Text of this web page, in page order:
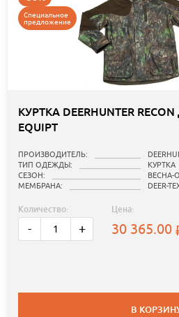
Специальное
предложение
КУРТКА DEERHUNTER
EQUIPT
ПРОИЗВОДИТЕЛЬ:
ТИП ОДЕЖДЫ:
КУРТКА
СЕЗОН:
ВЕСНА-
МЕМБРАНА:
DEER-
Количество:
- +
Цена:
30 365.00
В